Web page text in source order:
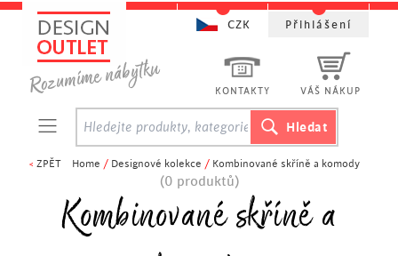
< ZPĚT Home / Designové kolekce / Kombinované skříně a komody
(0 produktů)
Kombinované skříně a
KONTAKTY VÁŠ NÁKUP
CZK Přihlášení